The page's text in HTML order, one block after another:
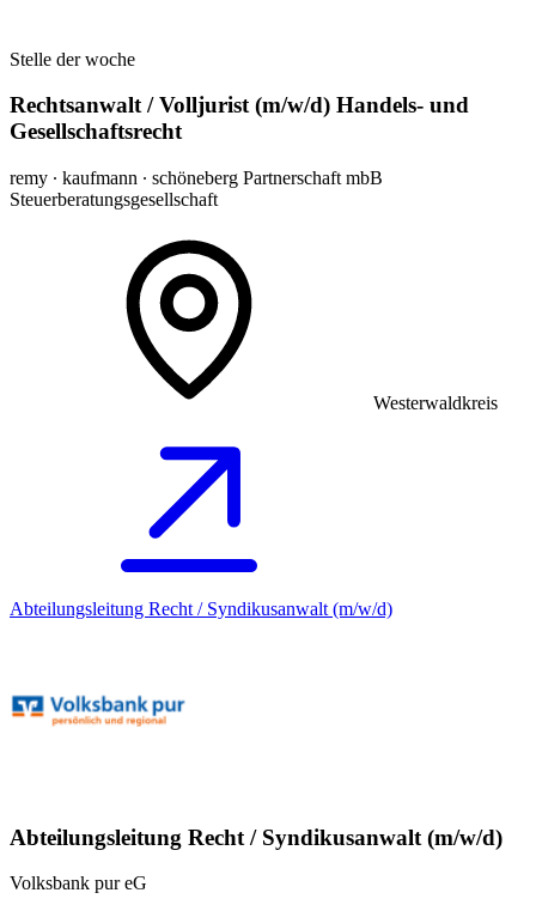
Stelle der woche
Rechtsanwalt / Volljurist (m/w/d) Handels- und
Gesellschaftsrecht
remy ∙ kaufmann ∙ schöneberg Partnerschaft mbB
Steuerberatungsgesellschaft
Westerwaldkreis
Abteilungsleitung Recht / Syndikusanwalt (m/w/d)
Abteilungsleitung Recht / Syndikusanwalt (m/w/d)
Volksbank pur eG